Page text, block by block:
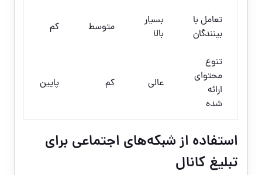
تعامل با
بینندگان
بسیار
بالا
متوسط کم
تنوع
محتوای
ارائه
شده
عالی کم پایین
استفاده از شبکه‌های اجتماعی برای
تبلیغ کانال